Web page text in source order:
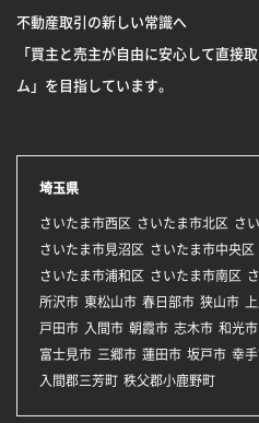
不動産取引の新しい常識へ
「買主と売主が自由に安心して直接
ム」を目指しています。
埼玉県
さいたま市西区 さいたま市北区
さ
さいたま市見沼区
さいたま市中央区
さいたま市浦和区
さいたま市南区
所沢市 東松山市 春日部市 狭山市
戸田市 入間市 朝霞市 志木市 和光市
富士見市 三郷市 蓮田市 坂戸市 幸
入間郡三芳町 秩父郡小鹿野町